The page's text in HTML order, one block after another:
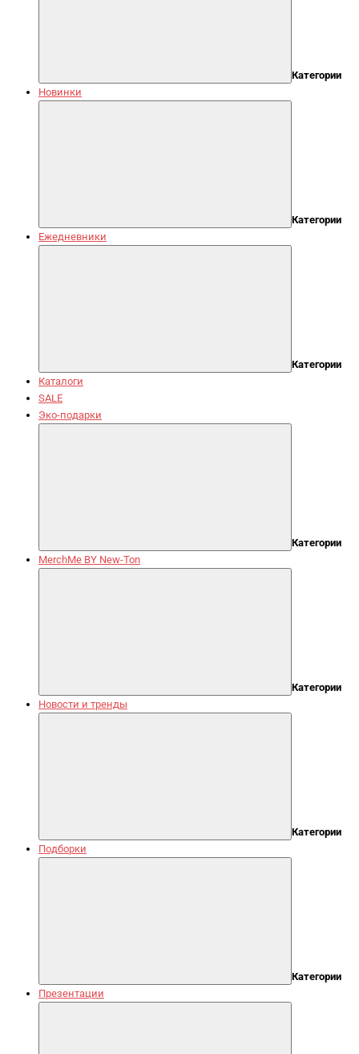
Категории
Новинки
Категории
Ежедневники
Категории
Каталоги
SALE
Эко-подарки
Категории
MerchMe BY New-Ton
Категории
Новости и тренды
Категории
Подборки
Категории
Презентации